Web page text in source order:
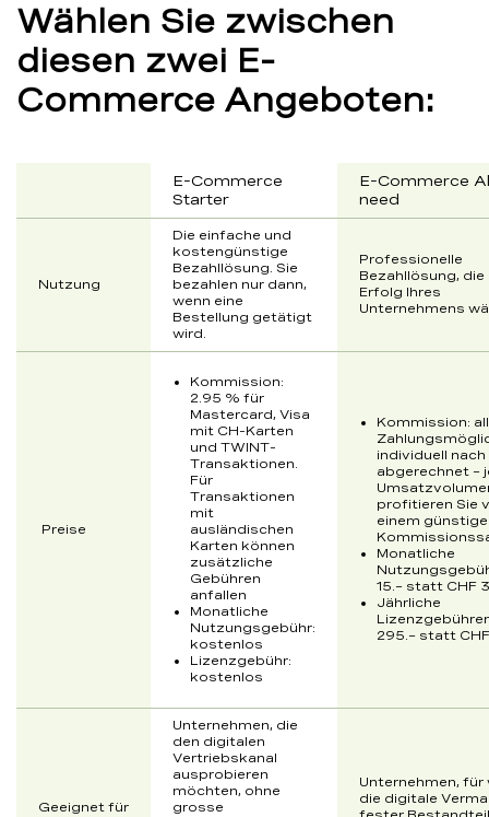
Wählen Sie zwischen
diesen zwei E-
Commerce Angeboten:
E-Commerce
Starter
E-Commerce
need
Nutzung
Die einfache und
kosten­günstige
Bezahllösung. Sie
bezahlen nur dann,
wenn eine
Bestellung getätigt
wird.
Professionelle
Bezahllösung,
Erfolg Ihres
Unternehmens
Preise
Kommission:
2.95 % für
Mastercard, Visa
mit CH-Karten
und TWINT-
Transaktionen.
Für
Transaktionen
mit
ausländischen
Karten können
zusätzliche
Gebühren
anfallen
Monatliche
Nutzungsgebühr:
kostenlos
Lizenzgebühr:
kostenlos
Kommission:
individuell
abgerechnet –
profitieren Sie
einem
Monatliche
15.– statt CHF
Jährliche
295.– statt
Geeignet für
Unternehmen, die
den digitalen
Vertriebskanal
ausprobieren
möchten, ohne
grosse
Unternehmen, für
die digitale